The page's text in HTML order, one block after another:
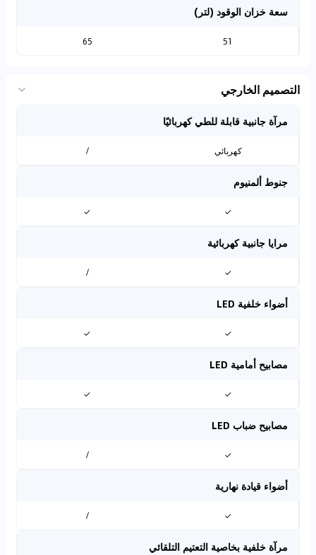
سعة خزان الوقود (لتر)
51
65
التصميم الخارجي
مرآة جانبية قابلة للطي كهربائيًا
كهربائي /
جنوط ألمنيوم
✓
✓
مرايا جانبية كهربائية
✓
/
أضواء خلفية LED
✓
✓
مصابيح أمامية LED
✓
✓
مصابيح ضباب LED
✓
/
أضواء قيادة نهارية
✓
/
مرآة خلفية بخاصية التعتيم التلقائي